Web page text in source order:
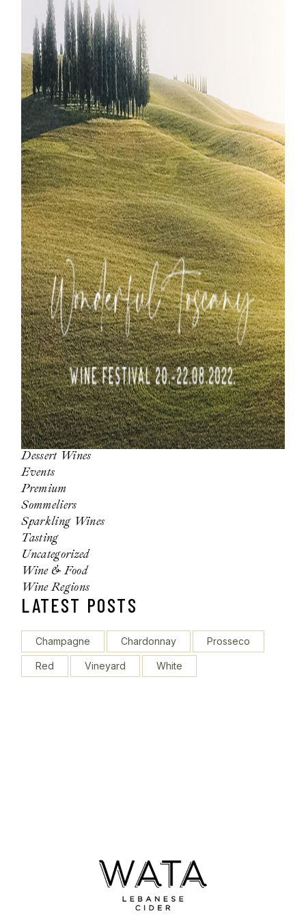
Dessert Wines
Events
Premium
Sommeliers
Sparkling Wines
Tasting
Uncategorized
Wine & Food
Wine Regions
LATEST POSTS
Champagne Chardonnay Prosseco
Red Vineyard White